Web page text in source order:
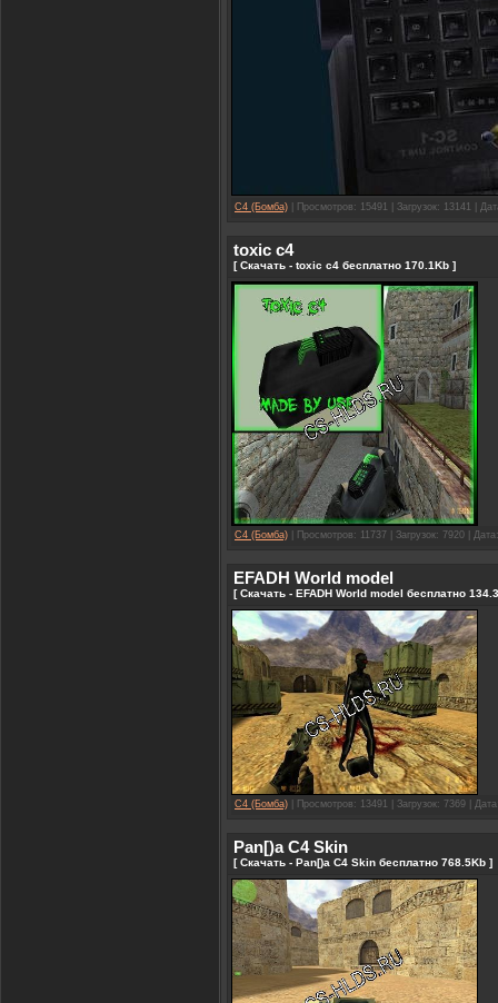
C4 (Бомба) | Просмотров: 15491 | Загрузок: 13141 |
toxic c4
[ Скачать - toxic c4 бесплатно 170.1Kb ]
C4 (Бомба) | Просмотров: 11737 | Загрузок: 7920 |
EFADH World model
[ Скачать - EFADH World model бесплатно
C4 (Бомба) | Просмотров: 13491 | Загрузок: 7369 |
Pan[)a C4 Skin
[ Скачать - Pan[)a C4 Skin бесплатно 768.5Kb ]